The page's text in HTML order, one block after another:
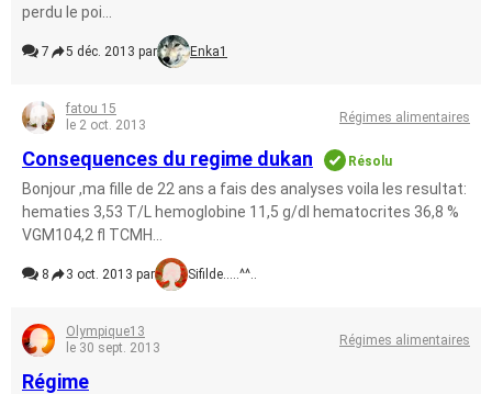
perdu le poi...
7 5 déc. 2013 par Enka1
fatou 15
le 2 oct. 2013
Régimes alimentaires
Consequences du regime dukan Résolu
Bonjour ,ma fille de 22 ans a fais des analyses voila les resultat:
hematies 3,53 T/L hemoglobine 11,5 g/dl hematocrites 36,8 %
VGM104,2 fl TCMH...
8 3 oct. 2013 par Sifilde.....^^..
Olympique13
le 30 sept. 2013
Régimes alimentaires
Régime